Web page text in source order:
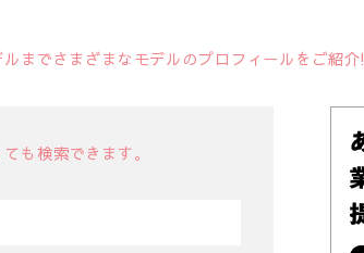
までさまざまなモデルのプロフィールをご紹介!
も検索できます。